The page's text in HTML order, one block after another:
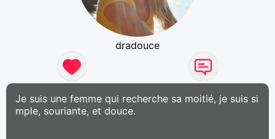
dradouce
Je suis une femme qui recherche sa moitié, je suis si
mple, souriante, et douce.